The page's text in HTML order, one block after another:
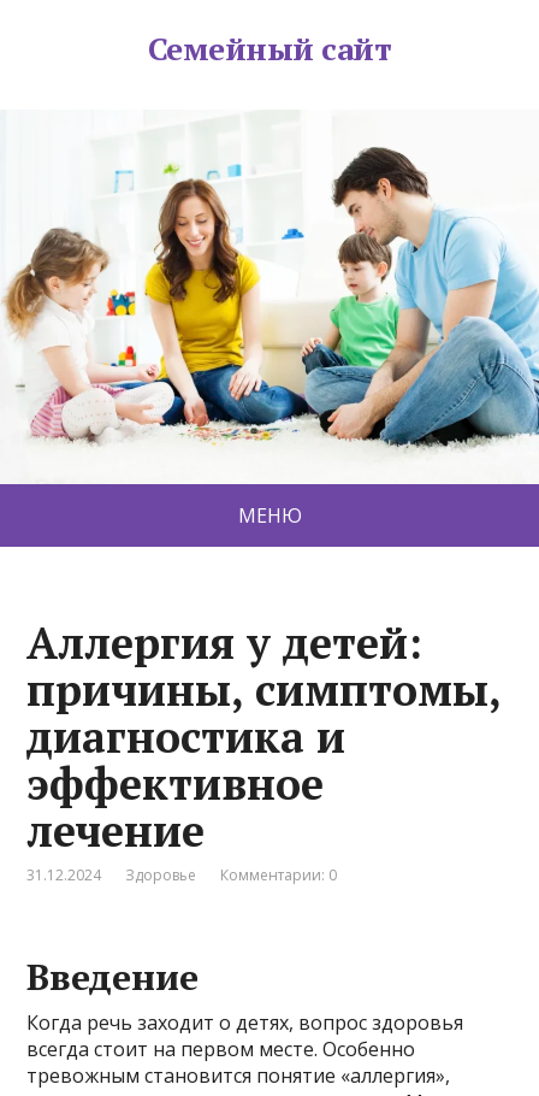
Семейный сайт
МЕНЮ
Аллергия у детей:
причины, симптомы,
диагностика и
эффективное
лечение
31.12.2024 Здоровье Комментарии: 0
Введение
Когда речь заходит о детях, вопрос здоровья
всегда стоит на первом месте. Особенно
тревожным становится понятие «аллергия»,